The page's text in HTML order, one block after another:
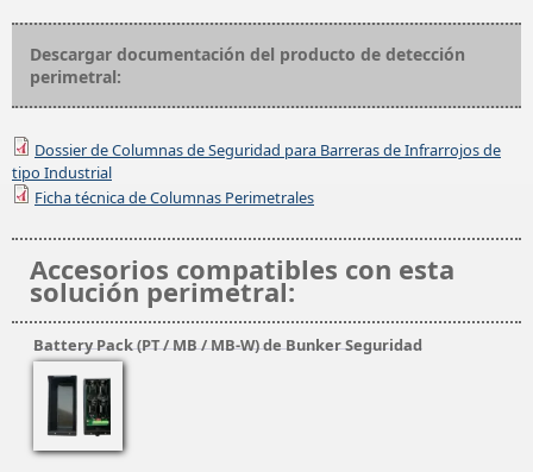
Descargar documentación del producto de detección
perimetral:
Dossier de Columnas de Seguridad para Barreras de Infrarrojos de
tipo Industrial
Ficha técnica de Columnas Perimetrales
Accesorios compatibles con esta
solución perimetral:
Battery Pack (PT / MB / MB-W) de Bunker Seguridad